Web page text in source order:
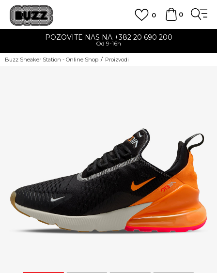
0
0
POZOVITE NAS NA +382 20 690 200
Od 9-16h
Buzz Sneaker Station - Online Shop Proizvodi